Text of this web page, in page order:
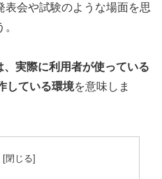
表会や試験のような場面を思
、実際に利用者が使っている
している環境を意味しま